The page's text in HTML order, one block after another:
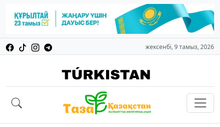
жексенбі, 9 тамыз, 2026